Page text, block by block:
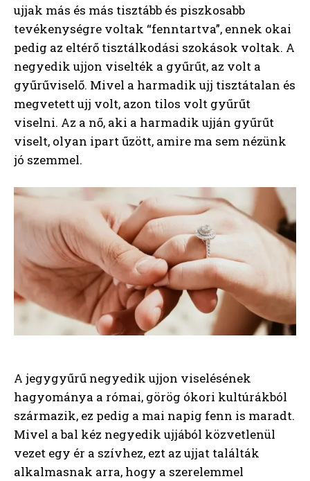
ujjak más és más tisztább és piszkosabb
tevékenységre voltak “fenntartva”, ennek okai
pedig az eltérő tisztálkodási szokások voltak. A
negyedik ujjon viselték a gyűrűt, az volt a
gyűrűviselő. Mivel a harmadik ujj tisztátalan és
megvetett ujj volt, azon tilos volt gyűrűt
viselni. Az a nő, aki a harmadik ujján gyűrűt
viselt, olyan ipart űzött, amire ma sem nézünk
jó szemmel.
A jegygyűrű negyedik ujjon viselésének
hagyománya a római, görög ókori kultúrákból
származik, ez pedig a mai napig fenn is maradt.
Mivel a bal kéz negyedik ujjából közvetlenül
vezet egy ér a szívhez, ezt az ujjat találták
alkalmasnak arra, hogy a szerelemmel